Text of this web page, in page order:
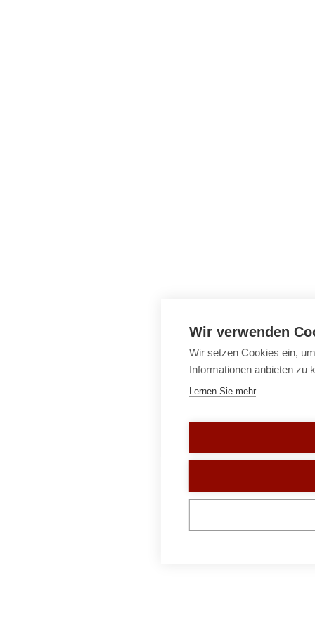
Wir verwenden
Wir setzen Cookies ein,
Informationen anbieten zu
Lernen Sie mehr